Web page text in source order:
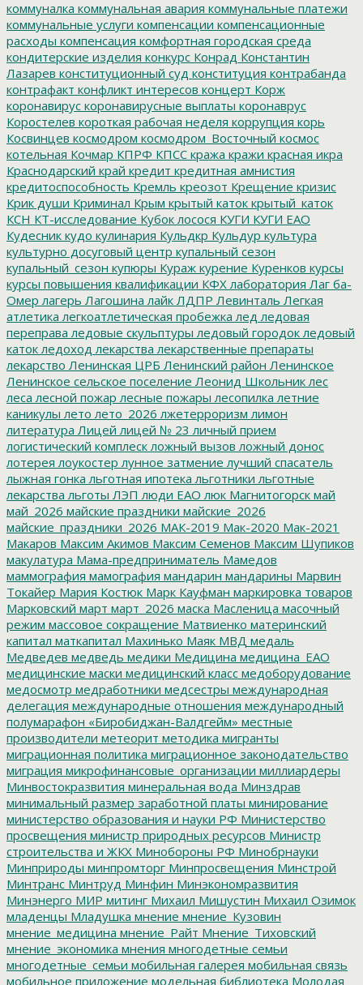
коммуналка коммунальная авария коммунальные платежи
коммунальные услуги компенсации компенсационные
расходы компенсация комфортная городская среда
кондитерские изделия конкурс Конрад Константин
Лазарев конституционный суд конституция контрабанда
контрафакт конфликт интересов концерт Корж
коронавирус коронавирусные выплаты коронаврус
Коростелев короткая рабочая неделя коррупция корь
Косвинцев космодром космодром_Восточный космос
котельная Кочмар КПРФ КПСС кража кражи красная икра
Краснодарский край кредит кредитная амнистия
кредитоспособность Кремль креозот Крещение кризис
Крик души Криминал Крым крытый каток крытый_каток
КСН КТ-исследование Кубок лосося КУГИ КУГИ ЕАО
Кудесник кудо кулинария Кульдкр Кульдур культура
культурно досуговый центр купальный сезон
купальный_сезон купюры Кураж курение Куренков курсы
курсы повышения квалификации КФХ лаборатория Лаг ба-
Омер лагерь Лагошина лайк ЛДПР Левинталь Легкая
атлетика легкоатлетическая пробежка лед ледовая
переправа ледовые скульптуры ледовый городок ледовый
каток ледоход лекарства лекарственные препараты
лекарство Ленинская ЦРБ Ленинский район Ленинское
Ленинское сельское поселение Леонид Школьник лес
леса лесной пожар лесные пожары лесопилка летние
каникулы лето лето_2026 лжетерроризм лимон
литература Лицей лицей № 23 личный прием
логистический комплеск ложный вызов ложный донос
лотерея лоукостер лунное затмение лучший спасатель
лыжная гонка льготная ипотека льготники льготные
лекарства льготы ЛЭП люди ЕАО люк Магнитогорск май
май_2026 майские праздники майские_2026
майские_праздники_2026 МАК-2019 Мак-2020 Мак-2021
Макаров Максим Акимов Максим Семенов Максим Шупиков
макулатура Мама-предприниматель Мамедов
маммография мамография мандарин мандарины Марвин
Токайер Мария Костюк Марк Кауфман маркировка товаров
Марковский март март_2026 маска Масленица масочный
режим массовое сокращение Матвиенко материнский
капитал маткапитал Махинько Маяк МВД медаль
Медведев медведь медики Медицина медицина_ЕАО
медицинские маски медицинский класс медоборудование
медосмотр медработники медсестры международная
делегация международные отношения международный
полумарафон «Биробиджан-Валдгейм» местные
производители метеорит методика мигранты
миграционная политика миграционное законодательство
миграция микрофинансовые_организации миллиардеры
Минвостокразвития минеральная вода Минздрав
минимальный размер заработной платы минирование
министерство образования и науки РФ Министерство
просвещения министр природных ресурсов Министр
строительства и ЖКХ Минобороны РФ Минобрнауки
Минприроды минпромторг Минпросвещения Минстрой
Минтранс Минтруд Минфин Минэкономразвития
Минэнерго МИР митинг Михаил Мишустин Михаил Озимок
младенцы Младушка мнение мнение_Кузовин
мнение_медицина мнение_Райт Мнение_Тиховский
мнение_экономика мнения многодетные семьи
многодетные_семьи мобильная галерея мобильная связь
мобильное приложение модельная библиотека Молодая